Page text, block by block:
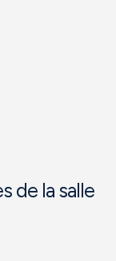
de la salle